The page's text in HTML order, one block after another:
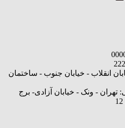
انقلاب - خیابان جنوب - ساختمان
تهران - ونک - خیابان آزادی- برج